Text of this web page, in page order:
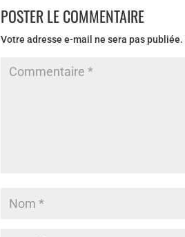
POSTER LE COMMENTAIRE
Votre adresse e-mail ne sera pas publiée.